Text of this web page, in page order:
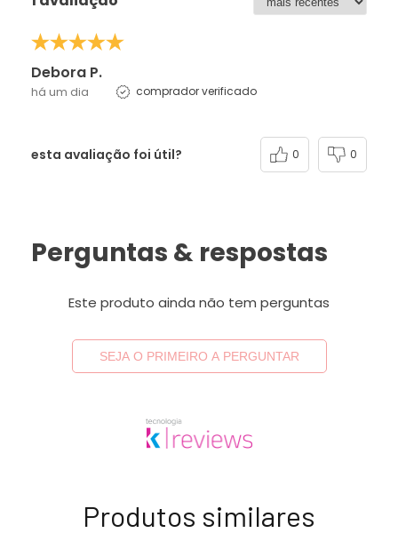
Debora P.
há um dia comprador verificado
esta avaliação foi útil? 0 0
Perguntas & respostas
Este produto ainda não tem perguntas
SEJA O PRIMEIRO A PERGUNTAR
Produtos similares